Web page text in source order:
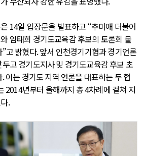
14일 입장문을 발표하고 “추미애 더불어
임태희 경기도교육감 후보의 토론회 불
고 밝혔다. 앞서 인천경기기협과 경기언론
고 경기도지사 및 경기도교육감 후보 초
이는 경기도 지역 언론을 대표하는 두 협
2014년부터 올해까지 총 4차례에 걸쳐 지
.